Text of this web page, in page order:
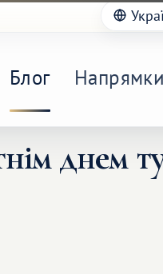
Блог Напрямки
днем